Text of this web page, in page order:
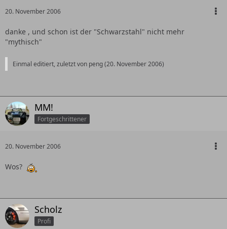
20. November 2006
danke , und schon ist der "Schwarzstahl" nicht mehr
"mythisch"
Einmal editiert, zuletzt von peng (20. November 2006)
MM!
Fortgeschrittener
20. November 2006
Wos?
Scholz
Profi